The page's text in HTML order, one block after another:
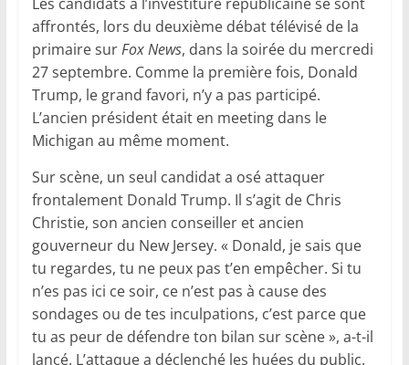
Les candidats à l’investiture républicaine se sont
affrontés, lors du deuxième débat télévisé de la
primaire surFox News, dans la soirée du mercredi
27 septembre. Comme la première fois, Donald
Trump, le grand favori, n’y a pas participé.
L’ancien président était en meeting dans le
Michigan au même moment.
Sur scène, un seul candidat a osé attaquer
frontalement Donald Trump. Il s’agit de Chris
Christie, son ancien conseiller et ancien
gouverneur du New Jersey. « Donald, je sais que
tu regardes, tu ne peux pas t’en empêcher. Si tu
n’es pas ici ce soir, ce n’est pas à cause des
sondages ou de tes inculpations, c’est parce que
tu as peur de défendre ton bilan sur scène », a-t-il
lancé. L’attaque a déclenché les huées du public.